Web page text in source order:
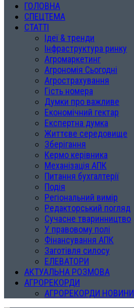
ГОЛОВНА
СПЕЦТЕМА
СТАТТІ
Ідеї & тренди
Інфраструктура ринку
Агромаркетинг
Агрономія Сьогодні
Агрострахування
Гість номера
Думки про важливе
Економічний гектар
Експертна думка
Життєве середовище
Зберігання
Кермо керівника
Механізація АПК
Питання бухгалтерії
Подія
Регіональний вимір
Редакторський погляд
Сучасне тваринництво
У правовому полі
Фінансування АПК
Заготівля силосу
ЕЛЕВАТОРИ
АКТУАЛЬНА РОЗМОВА
АГРОРЕКОРДИ
АГРОРЕКОРДИ НОВИНИ